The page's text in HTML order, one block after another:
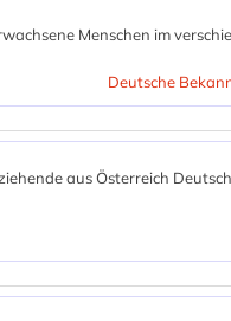
Menschen im
Deutsche
aus Österreich